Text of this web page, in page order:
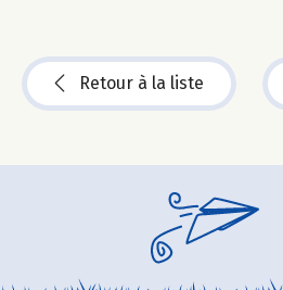
Retour à la liste